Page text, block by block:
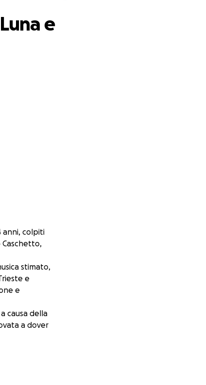
e
anni, colpiti
Caschetto,
stimato,
e
e
causa della
a dover
e con la
e